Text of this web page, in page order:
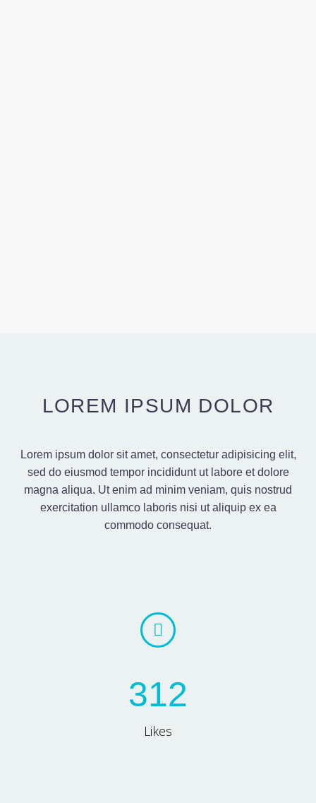
LOREM IPSUM DOLOR
Lorem ipsum dolor sit amet, consectetur adipisicing elit,
sed do eiusmod tempor incididunt ut labore et dolore
magna aliqua. Ut enim ad minim veniam, quis nostrud
exercitation ullamco laboris nisi ut aliquip ex ea
commodo consequat.


312
Likes